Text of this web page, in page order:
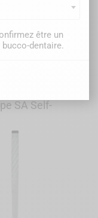
opaque,
surface facilite
SA Self-
être un
dentaire.